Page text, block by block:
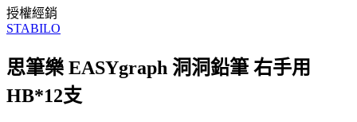
授權經銷
STABILO
思筆樂 EASYgraph 洞洞鉛筆 右手用
HB*12支